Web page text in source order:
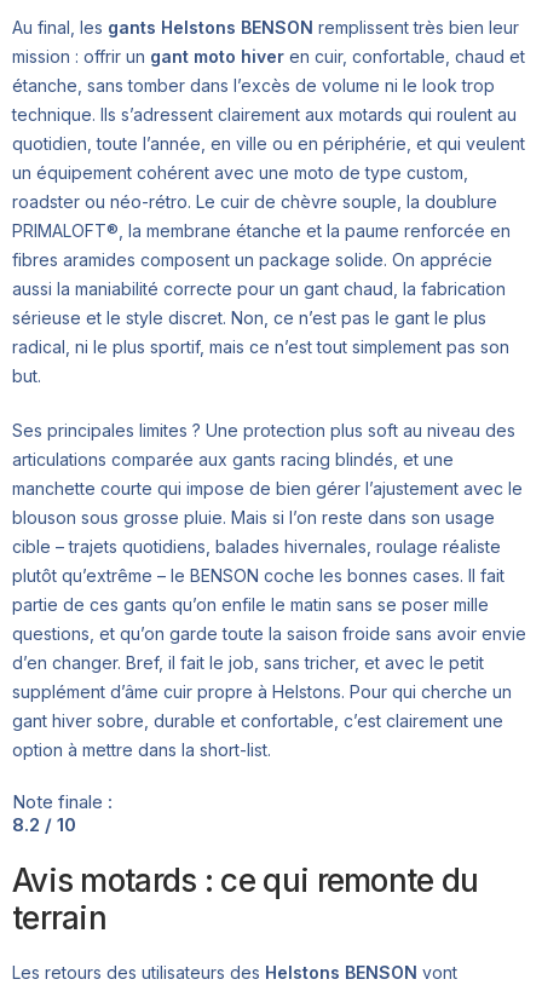
Au final, les gants Helstons BENSON remplissent très bien leur
mission : offrir un gant moto hiver en cuir, confortable, chaud et
étanche, sans tomber dans l’excès de volume ni le look trop
technique. Ils s’adressent clairement aux motards qui roulent au
quotidien, toute l’année, en ville ou en périphérie, et qui veulent
un équipement cohérent avec une moto de type custom,
roadster ou néo-rétro. Le cuir de chèvre souple, la doublure
PRIMALOFT®, la membrane étanche et la paume renforcée en
fibres aramides composent un package solide. On apprécie
aussi la maniabilité correcte pour un gant chaud, la fabrication
sérieuse et le style discret. Non, ce n’est pas le gant le plus
radical, ni le plus sportif, mais ce n’est tout simplement pas son
but.
Ses principales limites ? Une protection plus soft au niveau des
articulations comparée aux gants racing blindés, et une
manchette courte qui impose de bien gérer l’ajustement avec le
blouson sous grosse pluie. Mais si l’on reste dans son usage
cible – trajets quotidiens, balades hivernales, roulage réaliste
plutôt qu’extrême – le BENSON coche les bonnes cases. Il fait
partie de ces gants qu’on enfile le matin sans se poser mille
questions, et qu’on garde toute la saison froide sans avoir envie
d’en changer. Bref, il fait le job, sans tricher, et avec le petit
supplément d’âme cuir propre à Helstons. Pour qui cherche un
gant hiver sobre, durable et confortable, c’est clairement une
option à mettre dans la short-list.
Note finale :
8.2 / 10
Avis motards : ce qui remonte du
terrain
Les retours des utilisateurs des Helstons BENSON vont